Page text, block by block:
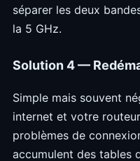
séparer les deux
la 5 GHz.
Solution 4 —
Simple mais souvent
internet et votre
problèmes de
accumulent des tables